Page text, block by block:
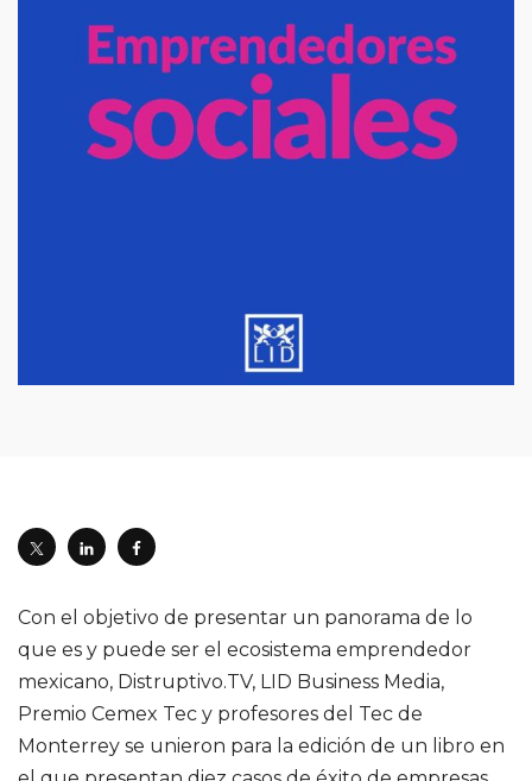
Con el objetivo de presentar un panorama de lo
que es y puede ser el ecosistema emprendedor
mexicano, Distruptivo.TV, LID Business Media,
Premio Cemex Tec y profesores del Tec de
Monterrey se unieron para la edición de un libro en